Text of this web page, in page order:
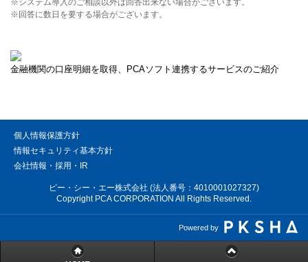
※システム導入のご相談以外は回答出来ない場合がございます。
※回答に数日を要する場合がございます。
金融機関の口座明細を取得、PCAソフト連携するサービスのご紹介
個人情報保護方針
情報セキュリティ基本方針
会社情報・採用・IR
ピー・シー・エー株式会社 (法人番号：4010001027327)
Copyright PCA CORPORATION All Rights Reserved.
Powered by